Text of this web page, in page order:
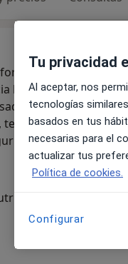
en Inglaterra,
la maternidad y la
en evidencia.
ofrezco un espacio
confianza y
en embarazo y
Tu privacidad
Al aceptar, nos
tecnologías
basados en tus
necesarias para el
actualizar tus
Política de cookies.
Configurar